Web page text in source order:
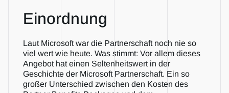
Einordnung
Laut Microsoft war die Partnerschaft noch nie so
viel wert wie heute. Was stimmt: Vor allem dieses
Angebot hat einen Seltenheitswert in der
Geschichte der Microsoft Partnerschaft. Ein so
großer Unterschied zwischen den Kosten des